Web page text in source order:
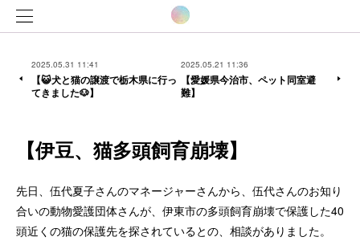
2025.05.31 11:41
【😺犬と猫の譲渡で栃木県に行っ
てきました🐶】
2025.05.21 11:36
【愛媛県今治市、ペット同室避
難】
【伊豆、猫多頭飼育崩壊】
先日、伍代夏子さんのマネージャーさんから、伍代さんのお知り
合いの動物愛護団体さんが、伊東市の多頭飼育崩壊で保護した40
頭近くの猫の保護先を探されているとの、相談がありました。